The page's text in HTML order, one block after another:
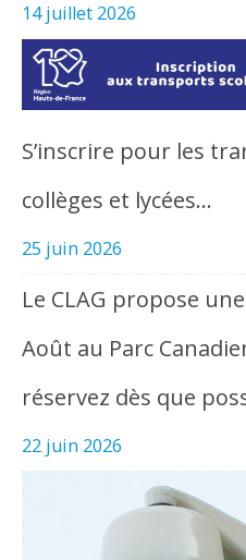
14 juillet 2026
S’inscrire pour les
collèges et lycées…
25 juin 2026
Le CLAG propose
Août au Parc
réservez dès que
22 juin 2026